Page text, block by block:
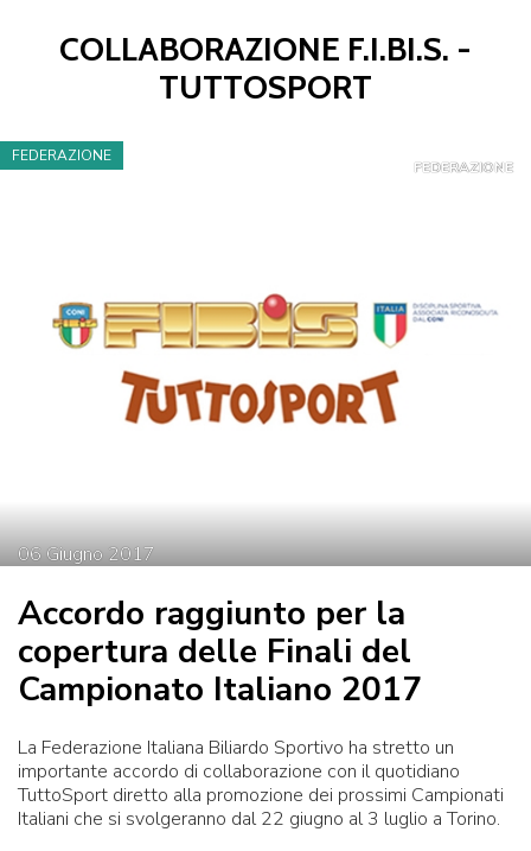
COLLABORAZIONE F.I.BI.S. -
TUTTOSPORT
FEDERAZIONE
06Giugno2017
FEDERAZIONE
Accordo raggiunto per la
copertura delle Finali del
Campionato Italiano 2017
La Federazione Italiana Biliardo Sportivo ha stretto un
importante accordo di collaborazione con il quotidiano
TuttoSport diretto alla promozione dei prossimi Campionati
Italiani che si svolgeranno dal 22 giugno al 3 luglio a Torino.